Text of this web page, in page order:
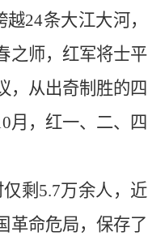
24条大江大河，
之师，红军将士平
，从出奇制胜的四
月，红一、二、四
剩5.7万余人，近
革命危局，保存了